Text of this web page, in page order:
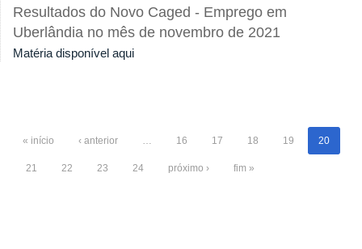
Resultados do Novo Caged - Emprego em
Uberlândia no mês de novembro de 2021
Matéria disponível aqui
« início ‹ anterior … 16 17 18 19 20
21 22 23 24 próximo › fim »